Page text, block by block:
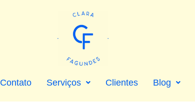
Contato Serviços Clientes Blog